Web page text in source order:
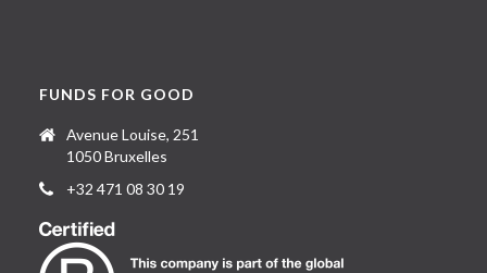
FUNDS FOR GOOD
Avenue Louise, 251
1050 Bruxelles
+32 471 08 30 19